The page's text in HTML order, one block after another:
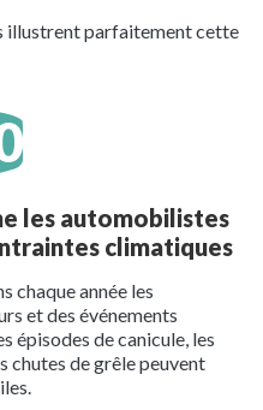
illustrent parfaitement cette
les automobilistes
climatiques
chaque année les
et des événements
épisodes de canicule, les
chutes de grêle peuvent